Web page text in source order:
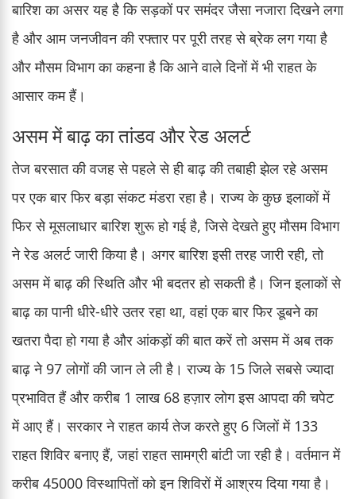
बारिश का असर यह है कि सड़कों पर समंदर जैसा नजारा दिखने लगा
है और आम जनजीवन की रफ्तार पर पूरी तरह से ब्रेक लग गया है
और मौसम विभाग का कहना है कि आने वाले दिनों में भी राहत के
आसार कम हैं।
असम में बाढ़ का तांडव और रेड अलर्ट
तेज बरसात की वजह से पहले से ही बाढ़ की तबाही झेल रहे असम
पर एक बार फिर बड़ा संकट मंडरा रहा है। राज्य के कुछ इलाकों में
फिर से मूसलाधार बारिश शुरू हो गई है, जिसे देखते हुए मौसम विभाग
ने रेड अलर्ट जारी किया है। अगर बारिश इसी तरह जारी रही, तो
असम में बाढ़ की स्थिति और भी बदतर हो सकती है। जिन इलाकों से
बाढ़ का पानी धीरे-धीरे उतर रहा था, वहां एक बार फिर डूबने का
खतरा पैदा हो गया है और आंकड़ों की बात करें तो असम में अब तक
बाढ़ ने 97 लोगों की जान ले ली है। राज्य के 15 जिले सबसे ज्यादा
प्रभावित हैं और करीब 1 लाख 68 हज़ार लोग इस आपदा की चपेट
में आए हैं। सरकार ने राहत कार्य तेज करते हुए 6 जिलों में 133
राहत शिविर बनाए हैं, जहां राहत सामग्री बांटी जा रही है। वर्तमान में
करीब 45000 विस्थापितों को इन शिविरों में आश्रय दिया गया है।